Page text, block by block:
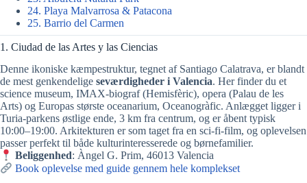
24. Playa Malvarrosa & Patacona
25. Barrio del Carmen
1. Ciudad de las Artes y las Ciencias
Denne ikoniske kæmpestruktur, tegnet af Santiago Calatrava, er blandt
de mest genkendelige seværdigheder i Valencia. Her finder du et
science museum, IMAX-biograf (Hemisfèric), opera (Palau de les
Arts) og Europas største oceanarium, Oceanogràfic. Anlægget ligger i
Turia-parkens østlige ende, 3 km fra centrum, og er åbent typisk
10:00–19:00. Arkitekturen er som taget fra en sci-fi-film, og oplevelsen
passer perfekt til både kulturinteresserede og børnefamilier.
Beliggenhed: Àngel G. Prim, 46013 Valencia
Book oplevelse med guide gennem hele komplekset